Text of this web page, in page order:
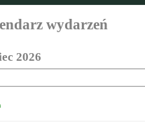
wydarzeń
2026